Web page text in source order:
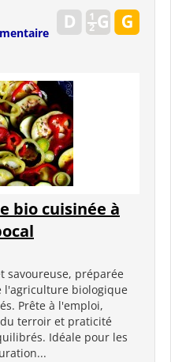
bio cuisinée à
savoureuse, préparée
l'agriculture biologique
Prête à l'emploi,
terroir et praticité
Idéale pour les